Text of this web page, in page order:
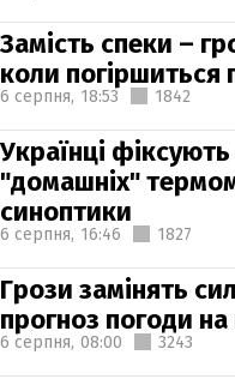
Замість спеки –
коли погіршиться
6 серпня, 18:53 1842
Українці
"домашніх"
синоптики
6 серпня, 16:46 1827
Грози замінять
прогноз погоди
6 серпня, 08:00 3243